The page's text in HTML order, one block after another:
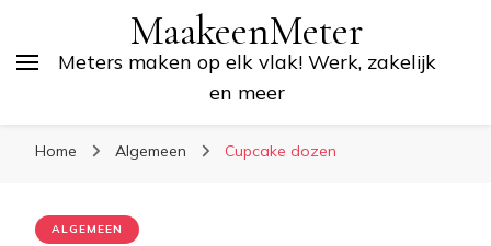
MaakeenMeter
Meters maken op elk vlak! Werk, zakelijk
en meer
Home Algemeen Cupcake dozen
ALGEMEEN